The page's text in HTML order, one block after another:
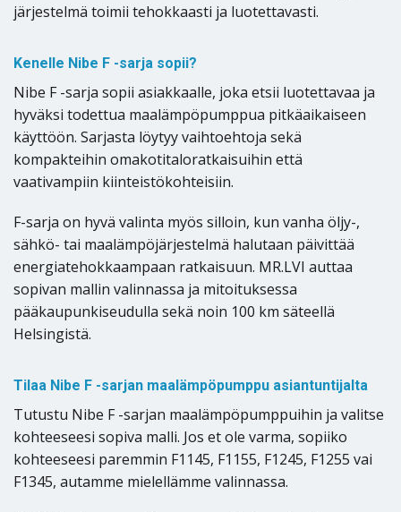
järjestelmä toimii tehokkaasti ja luotettavasti.
Kenelle Nibe F -sarja sopii?
Nibe F -sarja sopii asiakkaalle, joka etsii luotettavaa ja
hyväksi todettua maalämpöpumppua pitkäaikaiseen
käyttöön. Sarjasta löytyy vaihtoehtoja sekä
kompakteihin omakotitaloratkaisuihin että
vaativampiin kiinteistökohteisiin.
F-sarja on hyvä valinta myös silloin, kun vanha öljy-,
sähkö- tai maalämpöjärjestelmä halutaan päivittää
energiatehokkaampaan ratkaisuun. MR.LVI auttaa
sopivan mallin valinnassa ja mitoituksessa
pääkaupunkiseudulla sekä noin 100 km säteellä
Helsingistä.
Tilaa Nibe F -sarjan maalämpöpumppu asiantuntijalta
Tutustu Nibe F -sarjan maalämpöpumppuihin ja valitse
kohteeseesi sopiva malli. Jos et ole varma, sopiiko
kohteeseesi paremmin F1145, F1155, F1245, F1255 vai
F1345, autamme mielellämme valinnassa.